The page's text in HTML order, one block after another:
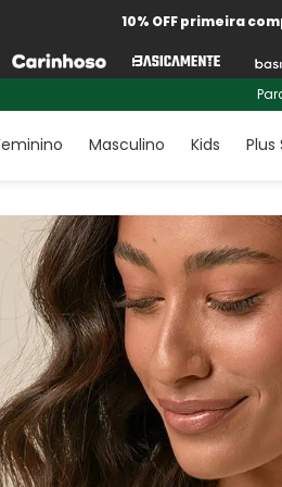
10% OFF primeira
Masculino Kids Plus